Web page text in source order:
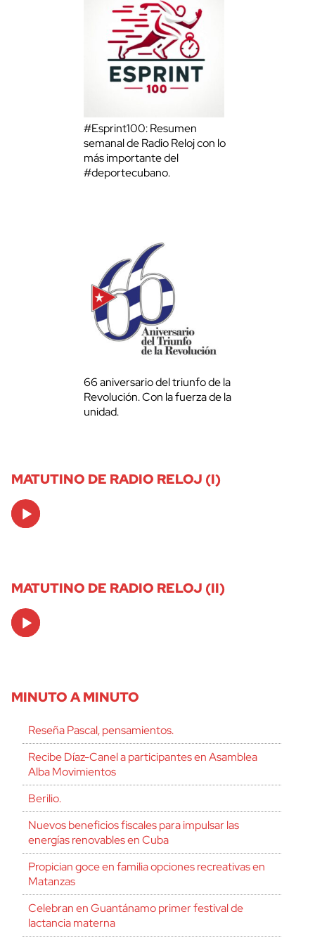
#Esprint100: Resumen
semanal de Radio Reloj con lo
más importante del
#deportecubano.
66 aniversario del triunfo de la
Revolución. Con la fuerza de la
unidad.
MATUTINO DE RADIO RELOJ (I)
Audio
Player
MATUTINO DE RADIO RELOJ (II)
Audio
Player
MINUTO A MINUTO
Reseña Pascal, pensamientos.
Recibe Díaz-Canel a participantes en Asamblea
Alba Movimientos
Berilio.
Nuevos beneficios fiscales para impulsar las
energías renovables en Cuba
Propician goce en familia opciones recreativas en
Matanzas
Celebran en Guantánamo primer festival de
lactancia materna